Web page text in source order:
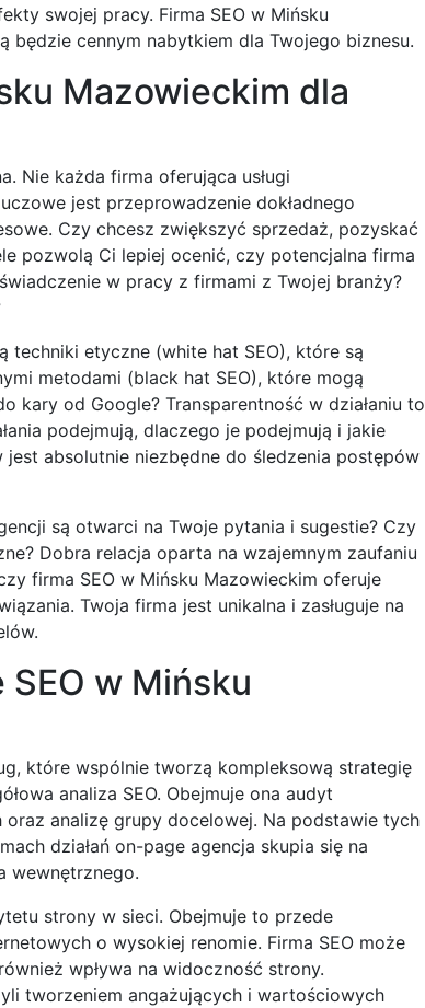
swojej pracy. Firma SEO w Mińsku
będzie cennym nabytkiem dla Twojego biznesu.
Mazowieckim dla
Nie każda firma oferująca usługi
jest przeprowadzenie dokładnego
Czy chcesz zwiększyć sprzedaż, pozyskać
pozwolą Ci lepiej ocenić, czy potencjalna firma
w pracy z firmami z Twojej branży?
techniki etyczne (white hat SEO), które są
metodami (black hat SEO), które mogą
kary od Google? Transparentność w działaniu to
podejmują, dlaczego je podejmują i jakie
absolutnie niezbędne do śledzenia postępów
są otwarci na Twoje pytania i sugestie? Czy
Dobra relacja oparta na wzajemnym zaufaniu
firma SEO w Mińsku Mazowieckim oferuje
Twoja firma jest unikalna i zasługuje na
w Mińsku
które wspólnie tworzą kompleksową strategię
analiza SEO. Obejmuje ona audyt
analizę grupy docelowej. Na podstawie tych
działań on-page agencja skupia się na
wewnętrznego.
strony w sieci. Obejmuje to przede
o wysokiej renomie. Firma SEO może
wpływa na widoczność strony.
tworzeniem angażujących i wartościowych